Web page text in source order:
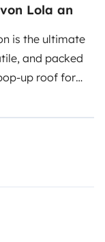
Lola an
is the ultimate
and packed
up roof for
and a
for total
longer road
cradled